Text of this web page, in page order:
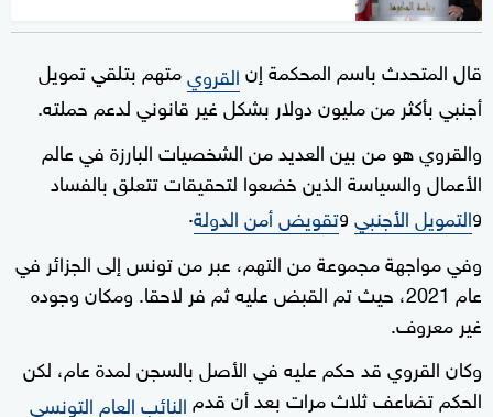
قال المتحدث باسم المحكمة إنالقرويمتهم بتلقي تمويل
أجنبي بأكثر من مليون دولار بشكل غير قانوني لدعم حملته.
والقروي هو من بين العديد من الشخصيات البارزة في عالم
الأعمال والسياسة الذين خضعوا لتحقيقات تتعلق بالفساد
والتمويل الأجنبيوتقويض أمن الدولة.
وفي مواجهة مجموعة من التهم، عبر من تونس إلى الجزائر في
عام 2021، حيث تم القبض عليه ثم فر لاحقا. ومكان وجوده
غير معروف.
وكان القروي قد حكم عليه في الأصل بالسجن لمدة عام، لكن
الحكم تضاعف ثلاث مرات بعد أن قدمالنائب العام التونسي